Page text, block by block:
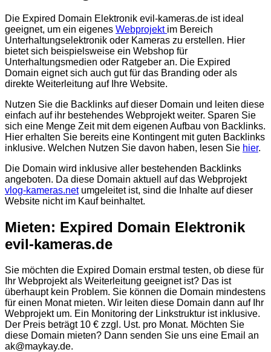
Die Expired Domain Elektronik evil-kameras.de ist ideal
geeignet, um ein eigenes Webprojekt im Bereich
Unterhaltungselektronik oder Kameras zu erstellen. Hier
bietet sich beispielsweise ein Webshop für
Unterhaltungsmedien oder Ratgeber an. Die Expired
Domain eignet sich auch gut für das Branding oder als
direkte Weiterleitung auf Ihre Website.
Nutzen Sie die Backlinks auf dieser Domain und leiten diese
einfach auf ihr bestehendes Webprojekt weiter. Sparen Sie
sich eine Menge Zeit mit dem eigenen Aufbau von Backlinks.
Hier erhalten Sie bereits eine Kontingent mit guten Backlinks
inklusive. Welchen Nutzen Sie davon haben, lesen Sie hier.
Die Domain wird inklusive aller bestehenden Backlinks
angeboten. Da diese Domain aktuell auf das Webprojekt
vlog-kameras.netumgeleitet ist, sind die Inhalte auf dieser
Website nicht im Kauf beinhaltet.
Mieten: Expired Domain Elektronik
evil-kameras.de
Sie möchten die Expired Domain erstmal testen, ob diese für
Ihr Webprojekt als Weiterleitung geeignet ist? Das ist
überhaupt kein Problem. Sie können die Domain mindestens
für einen Monat mieten. Wir leiten diese Domain dann auf Ihr
Webprojekt um. Ein Monitoring der Linkstruktur ist inklusive.
Der Preis beträgt 10 € zzgl. Ust. pro Monat. Möchten Sie
diese Domain mieten? Dann senden Sie uns eine Email an
ak@maykay.de.